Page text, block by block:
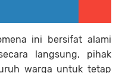
ini bersifat alami
langsung, pihak
warga untuk tetap